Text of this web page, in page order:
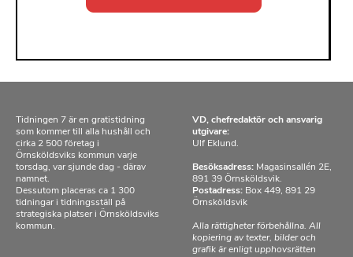
Tidningen 7 är en gratistidning
som kommer till alla hushåll och
cirka 2 500 företag i
Örnsköldsviks kommun varje
torsdag, var sjunde dag - därav
namnet.
Dessutom placeras ca 1 300
tidningar i tidningsställ på
strategiska platser i Örnsköldsviks
kommun.
VD, chefredaktör och ansvarig
utgivare:
Ulf Eklund.
Besöksadress: Magasinsallén 2E,
891 39 Örnsköldsvik.
Postadress: Box 449, 891 29
Örnsköldsvik
Alla rättigheter förbehållna. All
kopiering av texter, bilder och
grafik är enligt upphovsrätten